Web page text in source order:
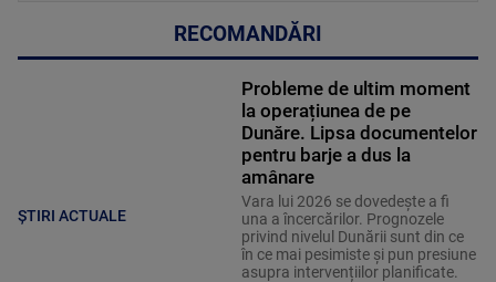
RECOMANDĂRI
ȘTIRI ACTUALE
Probleme de ultim moment
la operațiunea de pe
Dunăre. Lipsa documentelor
pentru barje a dus la
amânare
Vara lui 2026 se dovedește a fi
una a încercărilor. Prognozele
privind nivelul Dunării sunt din ce
în ce mai pesimiste și pun presiune
asupra intervențiilor planificate.